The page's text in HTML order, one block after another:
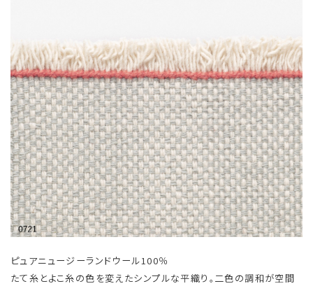
ピュアニュージーランドウール100％
たて糸とよこ糸の色を変えたシンプルな平織り。二色の調和が空間